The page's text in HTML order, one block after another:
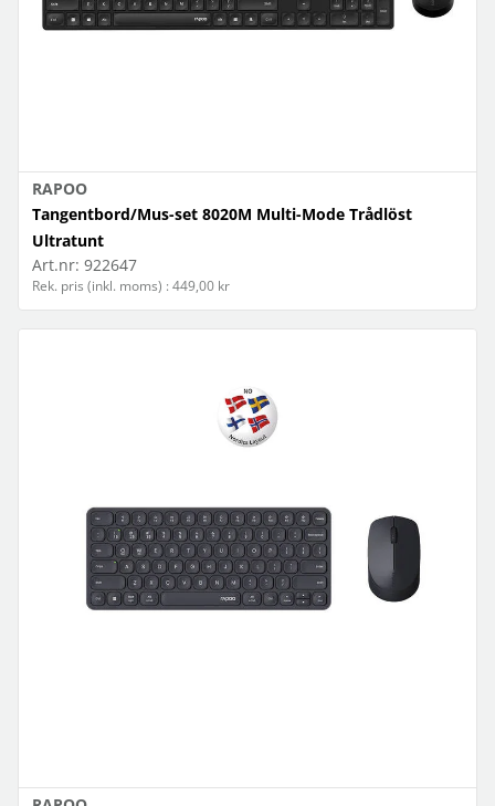
RAPOO
Tangentbord/Mus-set 8020M Multi-Mode Trådlöst
Ultratunt
Art.nr: 922647
Rek. pris (inkl. moms) : 449,00 kr